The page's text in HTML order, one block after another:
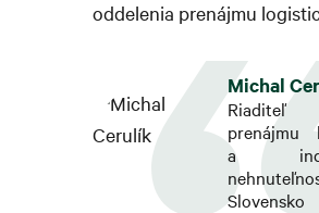
oddelenia prenájmu
Michal
Riaditeľ
prenájmu
a
Slovensko